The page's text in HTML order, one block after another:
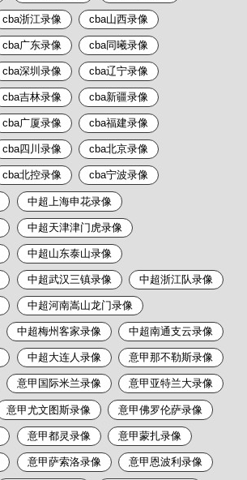
cba浙江录像 cba山西录像
cba广东录像 cba同曦录像
cba深圳录像 cba辽宁录像
cba吉林录像 cba新疆录像
cba广厦录像 cba福建录像
cba四川录像 cba北京录像
cba北控录像 cba宁波录像
中超上海申花录像
中超天津津门虎录像
中超山东泰山录像
中超武汉三镇录像 中超浙江队录像
中超河南嵩山龙门录像
中超梅州客家录像 中超南通支云录像
中超大连人录像 意甲那不勒斯录像
意甲国际米兰录像 意甲亚特兰大录像
意甲尤文图斯录像 意甲佛罗伦萨录像
意甲都灵录像 意甲蒙扎录像
意甲萨索洛录像 意甲恩波利录像